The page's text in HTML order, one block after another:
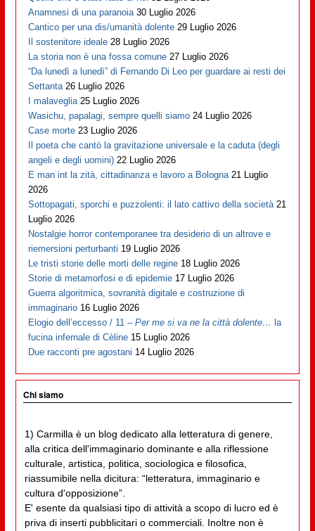
Anamnesi di una paranoia 30 Luglio 2026
Cantico per una dis/umanità dolente 29 Luglio 2026
Il sostenitore ideale 28 Luglio 2026
La storia non è una fossa comune 27 Luglio 2026
“Da lunedì a lunedì” di Fernando Di Leo per guardare ai resti dei
Settanta 26 Luglio 2026
I malaveglia 25 Luglio 2026
Wasichu, papalagi, sempre quelli siamo 24 Luglio 2026
Case morte 23 Luglio 2026
Il poeta che cantò la gravitazione universale e la caduta (degli
angeli e degli uomini) 22 Luglio 2026
E man int la zità, cittadinanza e lavoro a Bologna 21 Luglio
2026
Sottopagati, sporchi e puzzolenti: il lato cattivo della società 21
Luglio 2026
Nostalgie horror contemporanee tra desiderio di un altrove e
riemersioni perturbanti 19 Luglio 2026
Le tristi storie delle morti delle regine 18 Luglio 2026
Storie di metamorfosi e di epidemie 17 Luglio 2026
Guerra algoritmica, sovranità digitale e costruzione di
immaginario 16 Luglio 2026
Elogio dell’eccesso / 11 –Per me si va ne la città dolente… la
fucina infernale di Cèline 15 Luglio 2026
Due racconti pre agostani 14 Luglio 2026
Chi siamo
1) Carmilla è un blog dedicato alla letteratura di genere,
alla critica dell'immaginario dominante e alla riflessione
culturale, artistica, politica, sociologica e filosofica,
riassumibile nella dicitura: “letteratura, immaginario e
cultura d'opposizione”.
E' esente da qualsiasi tipo di attività a scopo di lucro ed è
priva di inserti pubblicitari o commerciali. Inoltre non è